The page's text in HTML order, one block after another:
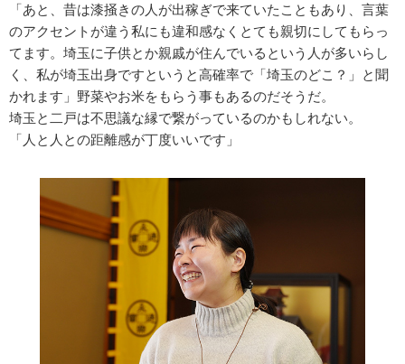
「あと、昔は漆掻きの人が出稼ぎで来ていたこともあり、言葉
のアクセントが違う私にも違和感なくとても親切にしてもらっ
てます。埼玉に子供とか親戚が住んでいるという人が多いらし
く、私が埼玉出身ですというと高確率で「埼玉のどこ？」と聞
かれます」野菜やお米をもらう事もあるのだそうだ。
埼玉と二戸は不思議な縁で繋がっているのかもしれない。
「人と人との距離感が丁度いいです」